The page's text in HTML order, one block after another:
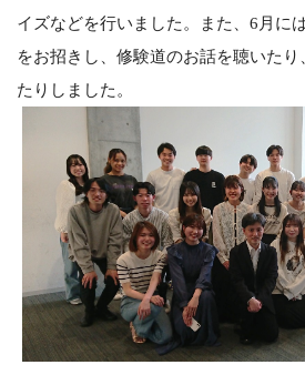
イズなどを行いました。また、6月に
をお招きし、修験道のお話を聴いた
たりしました。